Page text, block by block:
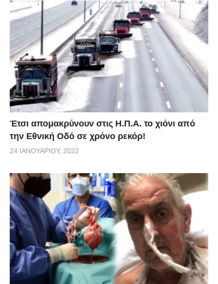
Έτσι απομακρύνουν στις Η.Π.Α. το χιόνι από
την Εθνική Οδό σε χρόνο ρεκόρ!
24 ΙΑΝΟΥΑΡΊΟΥ, 2022